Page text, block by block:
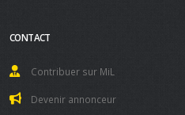
CONTACT
Contribuer sur MiL
Devenir annonceur